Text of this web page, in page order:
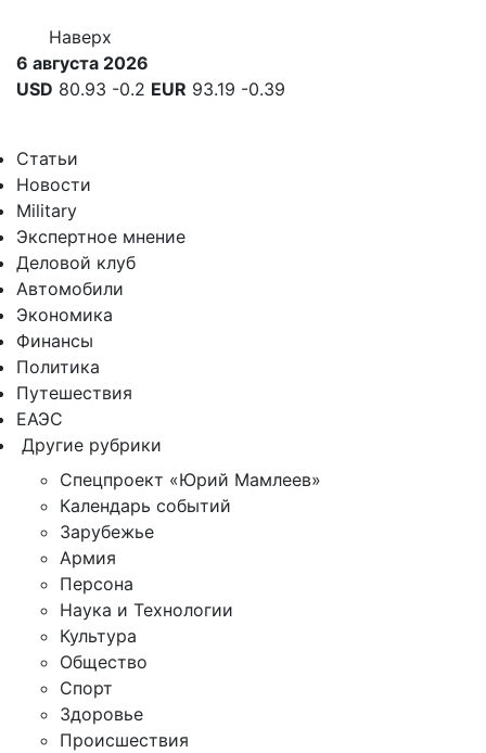
Наверх
6 августа 2026
USD 80.93 -0.2 EUR 93.19 -0.39
Статьи
Новости
Military
Экспертное мнение
Деловой клуб
Автомобили
Экономика
Финансы
Политика
Путешествия
ЕАЭС
Другие рубрики
Спецпроект «Юрий Мамлеев»
Календарь событий
Зарубежье
Армия
Персона
Наука и Технологии
Культура
Общество
Спорт
Здоровье
Происшествия